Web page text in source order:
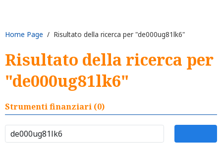
Home Page / Risultato della ricerca per "de000ug81lk6"
Risultato della ricerca per
"de000ug81lk6"
Strumenti finanziari (0)